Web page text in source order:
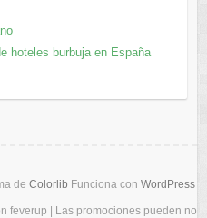
hoteles burbuja en España
de Colorlib Funciona con WordPress
feverup | Las promociones pueden no